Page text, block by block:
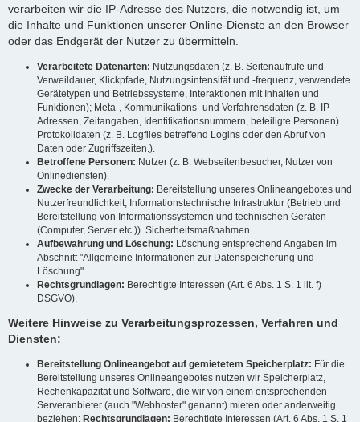
verarbeiten wir die IP-Adresse des Nutzers, die notwendig ist, um
die Inhalte und Funktionen unserer Online-Dienste an den Browser
oder das Endgerät der Nutzer zu übermitteln.
Verarbeitete Datenarten: Nutzungsdaten (z. B. Seitenaufrufe und
Verweildauer, Klickpfade, Nutzungsintensität und -frequenz, verwendete
Gerätetypen und Betriebssysteme, Interaktionen mit Inhalten und
Funktionen); Meta-, Kommunikations- und Verfahrensdaten (z. B. IP-
Adressen, Zeitangaben, Identifikationsnummern, beteiligte Personen).
Protokolldaten (z. B. Logfiles betreffend Logins oder den Abruf von
Daten oder Zugriffszeiten.).
Betroffene Personen: Nutzer (z. B. Webseitenbesucher, Nutzer von
Onlinediensten).
Zwecke der Verarbeitung: Bereitstellung unseres Onlineangebotes und
Nutzerfreundlichkeit; Informationstechnische Infrastruktur (Betrieb und
Bereitstellung von Informationssystemen und technischen Geräten
(Computer, Server etc.)). Sicherheitsmaßnahmen.
Aufbewahrung und Löschung: Löschung entsprechend Angaben im
Abschnitt "Allgemeine Informationen zur Datenspeicherung und
Löschung".
Rechtsgrundlagen: Berechtigte Interessen (Art. 6 Abs. 1 S. 1 lit. f)
DSGVO).
Weitere Hinweise zu Verarbeitungsprozessen, Verfahren und
Diensten:
Bereitstellung Onlineangebot auf gemietetem Speicherplatz: Für die
Bereitstellung unseres Onlineangebotes nutzen wir Speicherplatz,
Rechenkapazität und Software, die wir von einem entsprechenden
Serveranbieter (auch "Webhoster" genannt) mieten oder anderweitig
beziehen; Rechtsgrundlagen: Berechtigte Interessen (Art. 6 Abs. 1 S. 1